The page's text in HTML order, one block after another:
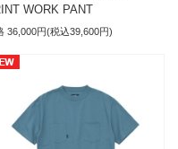
WORK PANT
36,000円(税込39,600円)